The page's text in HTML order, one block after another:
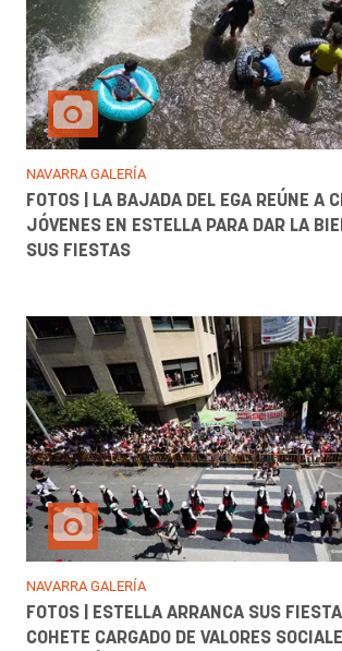
NAVARRA GALERÍA
FOTOS | LA BAJADA DEL EGA REÚNE A
JÓVENES EN ESTELLA PARA DAR LA
SUS FIESTAS
NAVARRA GALERÍA
FOTOS | ESTELLA ARRANCA SUS
COHETE CARGADO DE VALORES